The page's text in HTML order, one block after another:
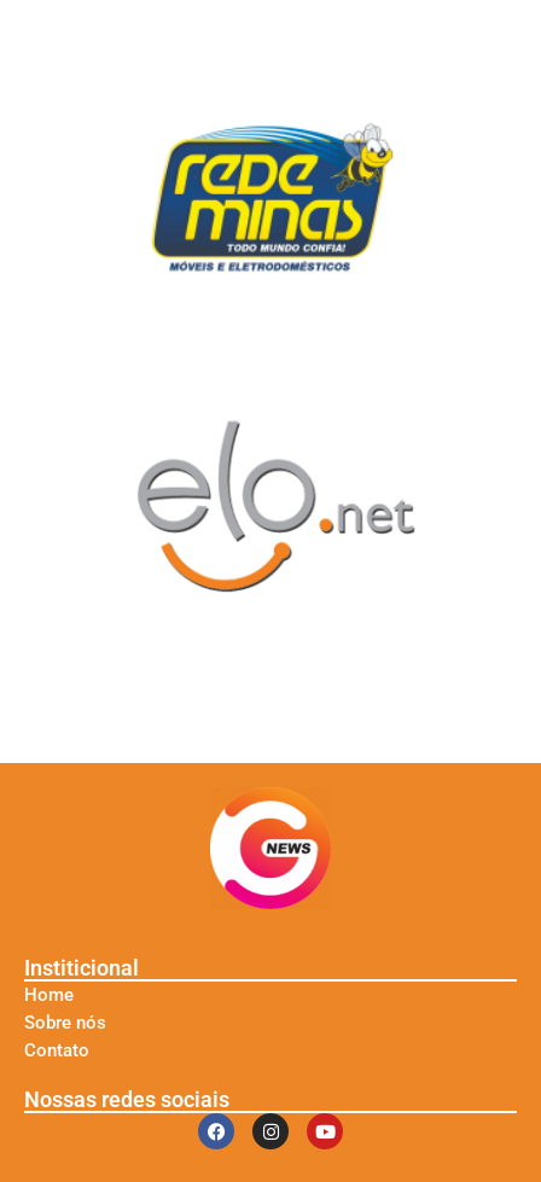
Institicional
Home
Sobre nós
Contato
Nossas redes sociais